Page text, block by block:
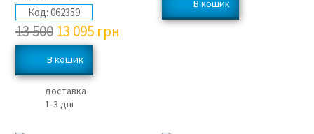
Код: 062359
13 50013 095 грн
доставка
1‑3 дні